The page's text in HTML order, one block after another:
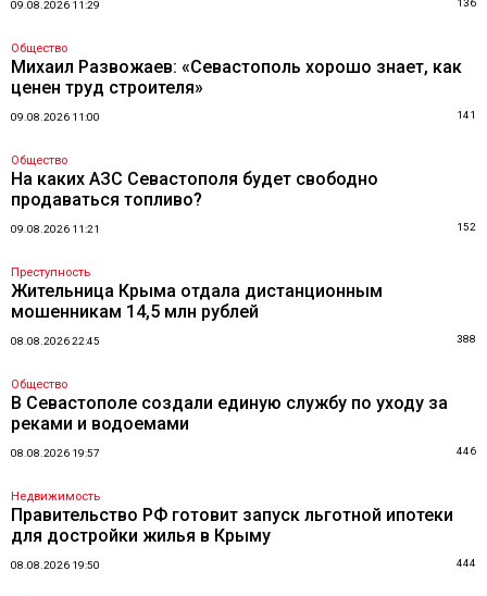
09.08.2026 11:29 136
Общество
Михаил Развожаев: «Севастополь хорошо знает, как
ценен труд строителя»
09.08.2026 11:00 141
Общество
На каких АЗС Севастополя будет свободно
продаваться топливо?
09.08.2026 11:21 152
Преступность
Жительница Крыма отдала дистанционным
мошенникам 14,5 млн рублей
08.08.2026 22:45 388
Общество
В Севастополе создали единую службу по уходу за
реками и водоемами
08.08.2026 19:57 446
Недвижимость
Правительство РФ готовит запуск льготной ипотеки
для достройки жилья в Крыму
08.08.2026 19:50 444